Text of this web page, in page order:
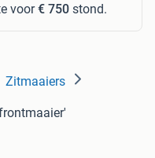
voor€ 750 stond.
Zitmaaiers